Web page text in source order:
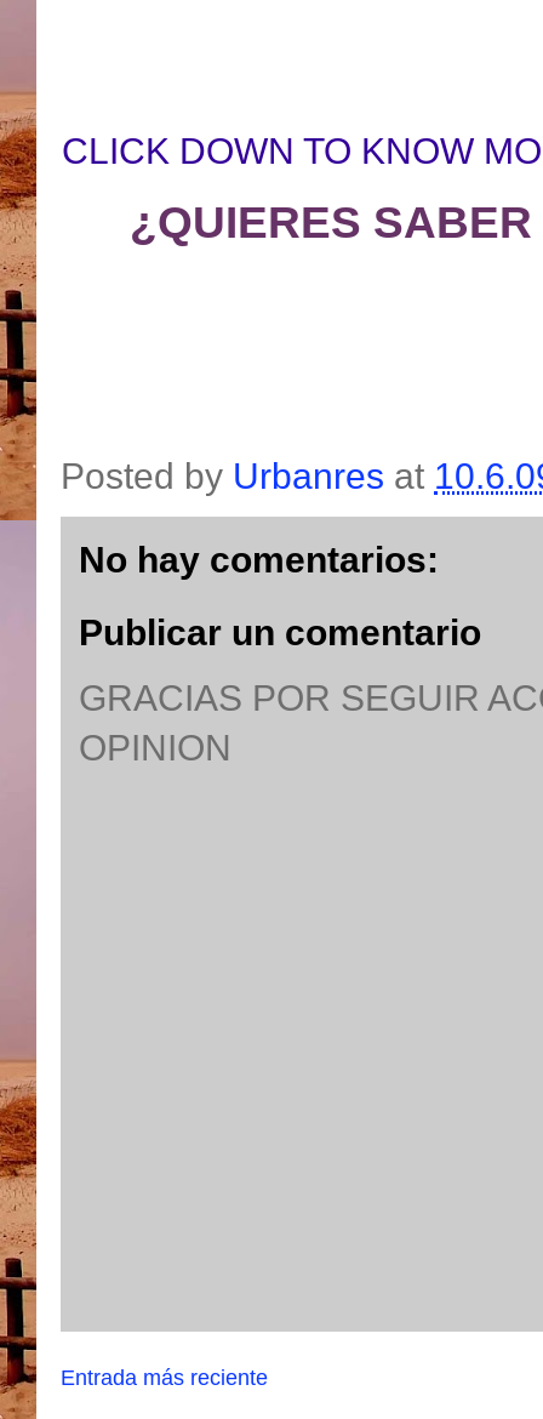
CLICK DOWN TO KNOW
¿QUIERES
Posted by Urbanres at
No hay comentarios:
Publicar un comentario
GRACIAS POR SEGUIR
OPINION
Entrada más reciente